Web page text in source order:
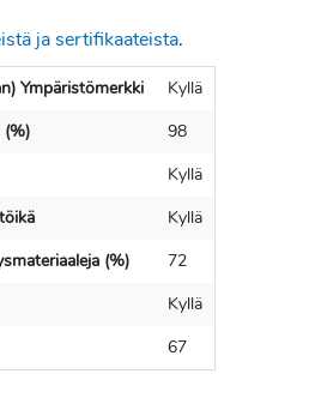
ja sertifikaateista.
Ympäristömerkki
Kyllä
(%)
98
Kyllä
Kyllä
(%)
72
Kyllä
67